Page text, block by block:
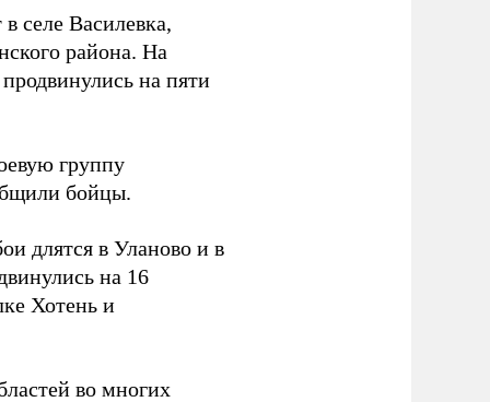
селе Василевка,
района. На
на пяти
группу
бойцы.
длятся в Уланово и в
на 16
Хотень и
во многих